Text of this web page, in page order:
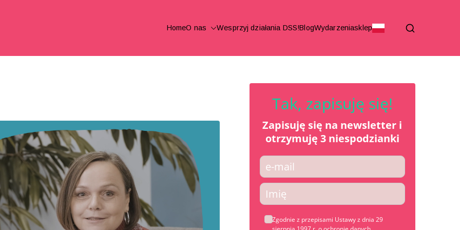
HomeO nas Wesprzyj działania DSS!BlogWydarzeniasklep
Tak, zapisuję się!
Zapisuję się na newsletter i
otrzymuję 3 niespodzianki
Zgodnie z przepisami Ustawy z dnia 29